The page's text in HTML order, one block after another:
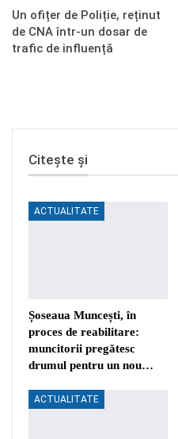
Un ofițer de Poliție, reținut
de CNA într-un dosar de
trafic de influență
Citește și
ACTUALITATE
Șoseaua Muncești, în
proces de reabilitare:
muncitorii pregătesc
drumul pentru un nou…
ACTUALITATE